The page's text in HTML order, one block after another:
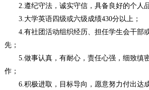
2.遵纪守法，诚实守信，具备良好的个人品
3.大学英语四级或六级成绩430分以上；
4.有社团活动组织经历、担任学生会干部
先；
5.做事认真，有耐心，责任心强，细致缜
作；
6.积极进取，目标导向，愿意努力付出达成